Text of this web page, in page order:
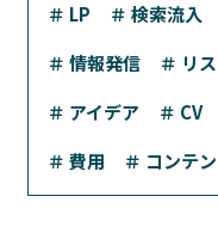
＃ LP
＃ 検索流入
＃ 情報発信
＃ リ
＃ アイデア
＃ CV
＃ 費用
＃ コンテ